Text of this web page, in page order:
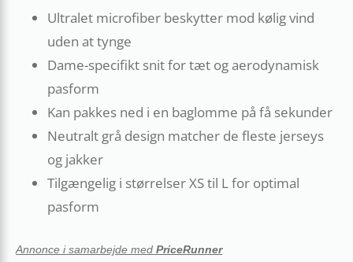
Ultralet microfiber beskytter mod kølig vind
uden at tynge
Dame-specifikt snit for tæt og aerodynamisk
pasform
Kan pakkes ned i en baglomme på få sekunder
Neutralt grå design matcher de fleste jerseys
og jakker
Tilgængelig i størrelser XS til L for optimal
pasform
Annonce i samarbejde med PriceRunner